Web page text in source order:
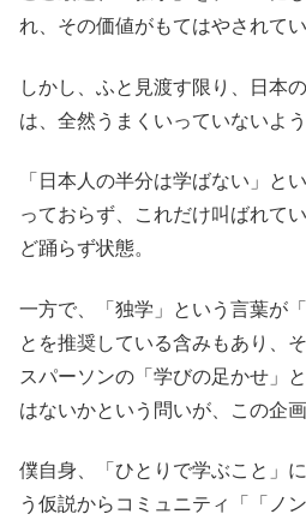
れ、その価値がもてはやされて
しかし、ふと見渡す限り、日本
は、全然うまくいっていないよう
「日本人の半分は学ばない」と
っておらず、これだけ叫ばれて
ど踊らず状態。
一方で、「独学」という言葉が
とを推奨している含みもあり、
スパーソンの「学びの足かせ」
はないかという問いが、この企
僕自身、「ひとりで学ぶこと」
う仮説からコミュニティ「「ノ